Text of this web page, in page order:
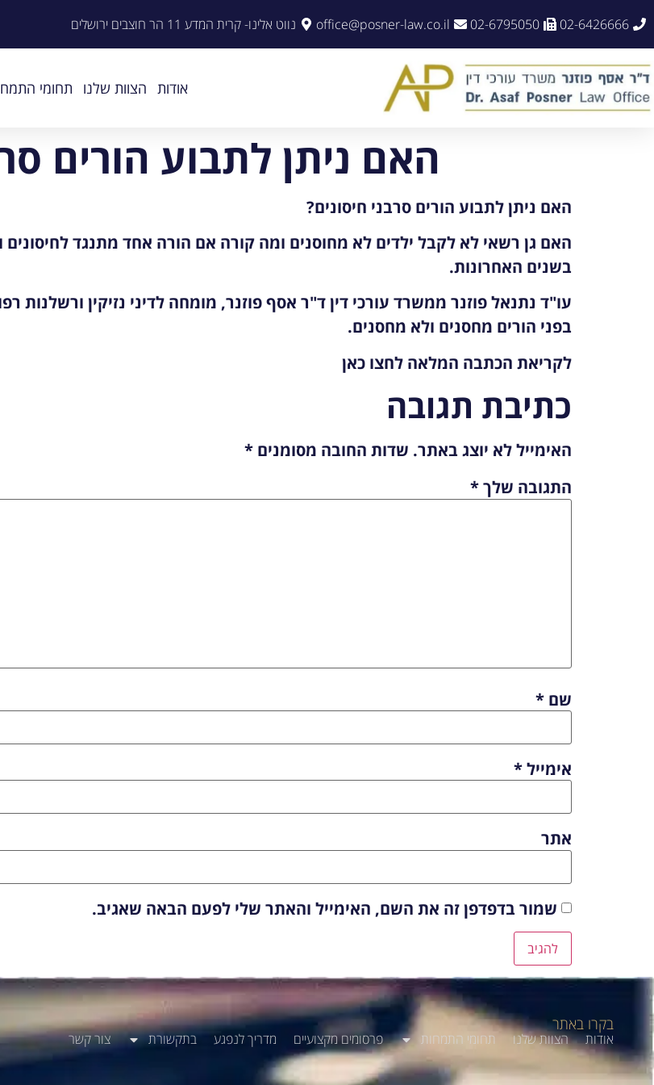
02-6426666
02-6795050
office@posner-law.co.il נווט אלינו- קרית המדע 11 הר חוצבים ירושלים
אודות הצוות שלנו תחומי
האם ניתן לתבוע הורים
האם ניתן לתבוע הורים סרבני חיסונים?
האם גן רשאי לא לקבל ילדים לא מחוסנים ומה קורה אם הורה אחד מתנגד לחיסונים
בשנים האחרונות.
עו"ד נתנאל פוזנר ממשרד עורכי דין ד"ר אסף פוזנר, מומחה לדיני נזיקין
בפני הורים מחסנים ולא מחסנים.
לקריאת הכתבה המלאה לחצו כאן
כתיבת תגובה
האימייל לא יוצג באתר. שדות החובה מסומנים *
התגובה שלך*
שם *
אימייל*
אתר
שמור בדפדפן זה את השם, האימייל והאתר שלי לפעם הבאה שאגיב.
בקרו באתר
אודות הצוות שלנו תחומי התמחות פרסומים מקצועיים מדריך לנפגע בתקשורת צור קשר